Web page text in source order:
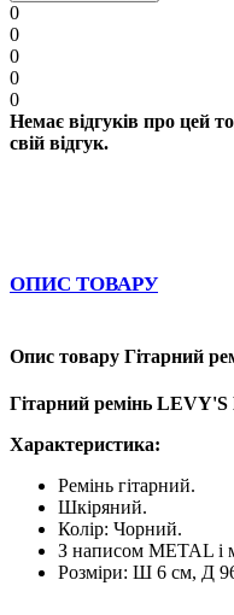
0
0
0
0
0
Немає відгуків про цей
свій відгук.
ОПИС ТОВАРУ
Опис товару Гітарний
Гітарний ремінь
Характеристика:
Ремінь гітарний.
Шкіряний.
Колір: Чорний.
З написом METAL і
Розміри: Ш 6 см, Д